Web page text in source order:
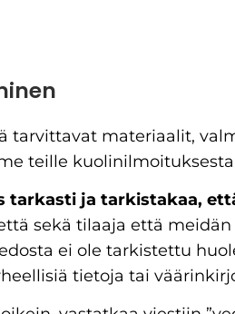
tarvittavat materiaalit,
teille kuolinilmoituksesta
tarkasti ja tarkistakaa,
sekä tilaaja että
ei ole tarkistettu
tietoja tai